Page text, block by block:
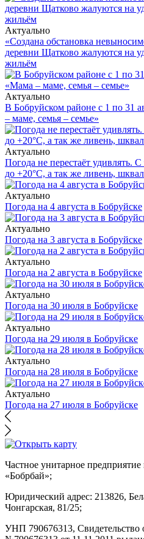
Актуально
«Создана обстановка
деревни Щатково жалуются на
жильём
Актуально
В Бобруйском районе с 1 по 31
– маме, семья – семье»
Актуально
Погода не перестаёт удивлять.
до +20°С, а так же ливень, шквал
Актуально
Погода на 4 августа в Бобруйске
Актуально
Погода на 3 августа в Бобруйске
Актуально
Погода на 2 августа в Бобруйске
Актуально
Погода на 30 июля в Бобруйске
Актуально
Погода на 29 июля в Бобруйске
Актуально
Погода на 28 июля в Бобруйске
Актуально
Погода на 27 июля в Бобруйске
Частное унитарное
«Бобрбай»;
Юридический адрес: 213826,
Чонгарская, 81/25;
УНП 790676313, Свидетельство